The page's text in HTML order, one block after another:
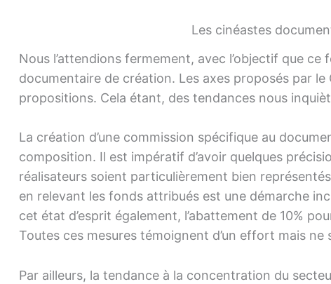
Les cinéastes
Nous l’attendions fermement, avec l’objectif que
documentaire de création. Les axes proposés par
propositions. Cela étant, des tendances nous
La création d’une commission spécifique au
composition. Il est impératif d’avoir quelques
réalisateurs soient particulièrement bien
en relevant les fonds attribués est une démarche
cet état d’esprit également, l’abattement de 10%
Toutes ces mesures témoignent d’un effort mais
Par ailleurs, la tendance à la concentration du